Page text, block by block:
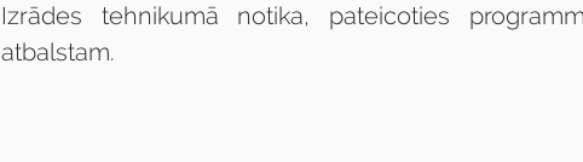
Izrādes tehnikumā notika, pateicoties
atbalstam.